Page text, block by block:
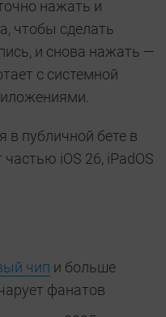
нажать и
чтобы сделать
и снова нажать —
с системной
в публичной бете в
iOS 26, iPadOS
чип и больше
фанатов